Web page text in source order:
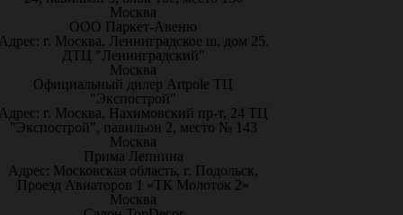
Москва
ООО Паркет-Авeню
г. Москва, Ленинградское ш, дом 25.
ДТЦ "Ленинградский"
Москва
Официальный дилер Artpole ТЦ
"Экспострой"
г. Москва, Нахимовский пр-т, 24 ТЦ
"Экспострой", павильон 2, место № 143
Москва
Прима Лепнина
Адрес: Московская область, г. Подольск,
Проезд Авиаторов 1 «ТК Молоток 2»
Москва